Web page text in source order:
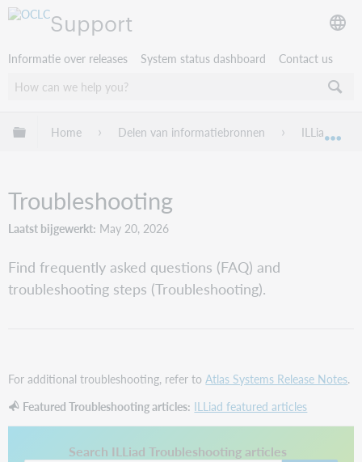
Support
Informatie over releases System status dashboard Contact us
Mondiale hiërarchie uitvouwen / samenvouwen
Home Delen van informatiebronnen ILLiad
Troubleshooting
Laatst bijgewerkt May 20, 2026
Find frequently asked questions (FAQ) and
troubleshooting steps (Troubleshooting).
For additional troubleshooting, refer toAtlas Systems Release Notes.
Featured Troubleshooting articles: ILLiad featured articles
Search ILLiad Troubleshooting articles
This link opens in a new tab.